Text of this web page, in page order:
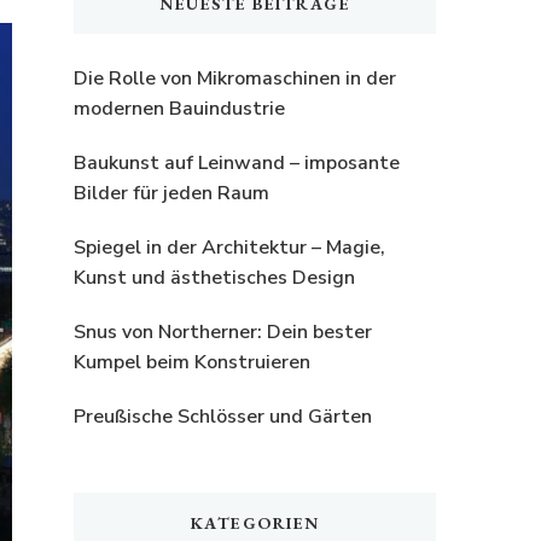
Die Rolle von Mikromaschinen in der
modernen Bauindustrie
Baukunst auf Leinwand – imposante
Bilder für jeden Raum
Spiegel in der Architektur – Magie,
Kunst und ästhetisches Design
Snus von Northerner: Dein bester
Kumpel beim Konstruieren
Preußische Schlösser und Gärten
KATEGORIEN